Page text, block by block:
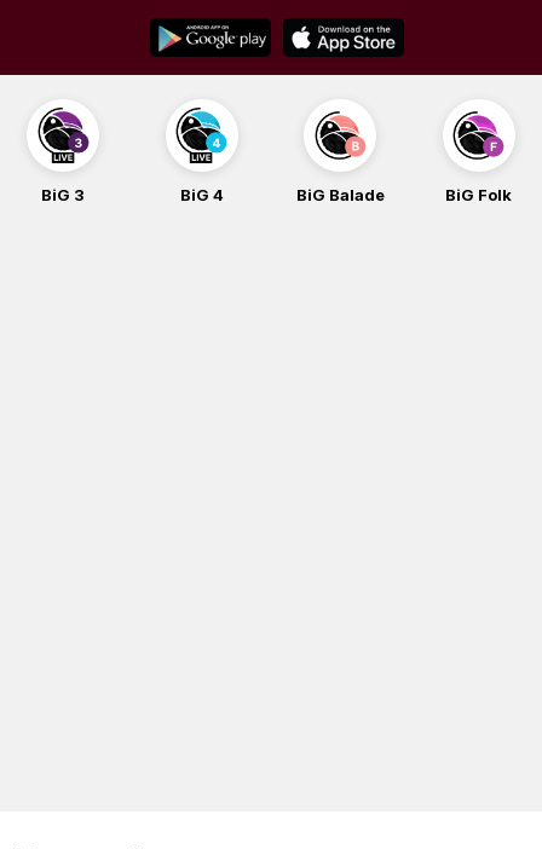
content
BiG 4 BiG Balade BiG Folk BiG iG